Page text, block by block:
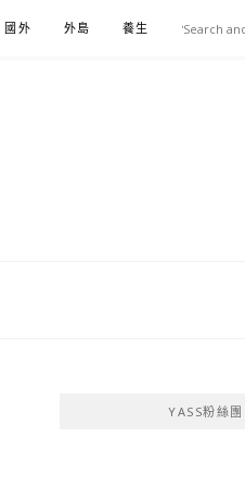
國外 外島 養生 伴手禮
YASS粉絲團